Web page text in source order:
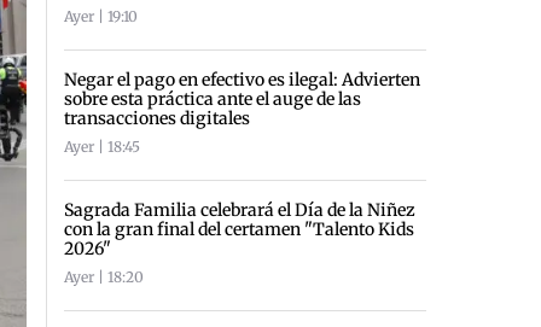
Ayer | 19:10
Negar el pago en efectivo es ilegal: Advierten
sobre esta práctica ante el auge de las
transacciones digitales
Ayer | 18:45
Sagrada Familia celebrará el Día de la Niñez
con la gran final del certamen "Talento Kids
2026"
Ayer | 18:20